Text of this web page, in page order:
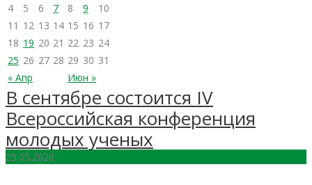
« Апр Июн »
4
5 6 7 8 9
10
11 12 13 14 15 16 17
18 19 20 21 22 23 24
25 26 27 28 29 30 31
В сентябре состоится IV
Всероссийская конференция
молодых ученых
25.05.2020